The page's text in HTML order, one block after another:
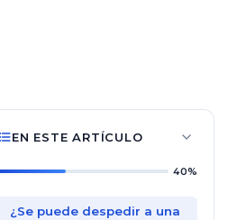
EN ESTE ARTÍCULO
40%
¿Se puede despedir a una